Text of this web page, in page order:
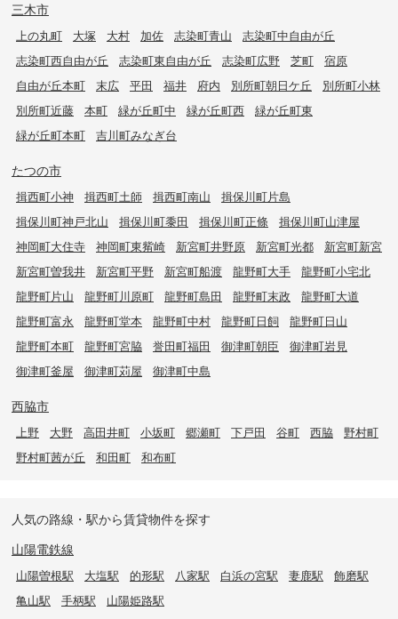
三木市
上の丸町 大塚 大村 加佐 志染町青山
志染町中自由が丘
志染町西自由が丘
志染町東自由が丘 志染町広野 芝町
宿原
自由が丘本町
末広 平田 福井 府内 別所町朝日ケ丘
別所町小林
別所町近藤
本町 緑が丘町中 緑が丘町西
緑が丘町東
緑が丘町本町
吉川町みなぎ台
たつの市
揖西町小神 揖西町土師 揖西町南山
揖保川町片島
揖保川町神戸北山
揖保川町黍田 揖保川町正條
揖保川町山津屋
神岡町大住寺
神岡町東觜崎 新宮町井野原 新宮町光都
新宮町新宮
新宮町曽我井
新宮町平野 新宮町船渡 龍野町大手
龍野町小宅北
龍野町片山
龍野町川原町 龍野町島田 龍野町末政
龍野町大道
龍野町富永
龍野町堂本 龍野町中村 龍野町日飼
龍野町日山
龍野町本町
龍野町宮脇 誉田町福田 御津町朝臣
御津町岩見
御津町釜屋
御津町苅屋 御津町中島
西脇市
上野 大野 高田井町 小坂町 郷瀬町 下戸田 谷町 西脇
野村町
野村町茜が丘
和田町 和布町
人気の路線・駅から賃貸物件を探す
山陽電鉄線
山陽曽根駅 大塩駅 的形駅 八家駅 白浜の宮駅 妻鹿駅
飾磨駅
亀山駅
手柄駅 山陽姫路駅